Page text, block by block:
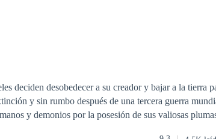
deciden desobedecer a su creador y bajar a la tierra
y sin rumbo después de una tercera guerra
y demonios por la posesión de sus valiosas